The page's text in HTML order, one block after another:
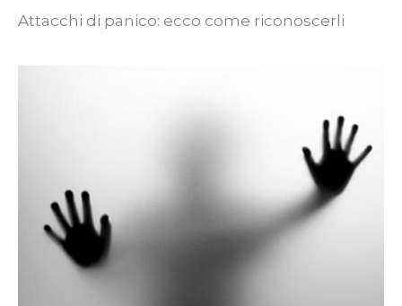
Attacchi di panico: ecco come riconoscerli